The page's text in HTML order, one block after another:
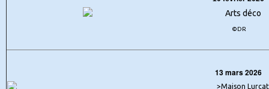
©DR
13 mars 2026